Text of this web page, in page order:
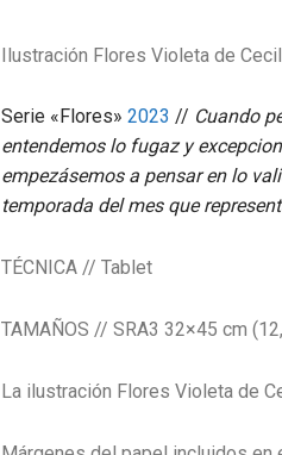
Ilustración Flores Violeta de
Serie «Flores» 2023 // Cuando
entendemos lo fugaz y
empezásemos a pensar en lo
temporada del mes que
TÉCNICA // Tablet
TAMAÑOS // SRA3 32×45 cm
La ilustración Flores Violeta de